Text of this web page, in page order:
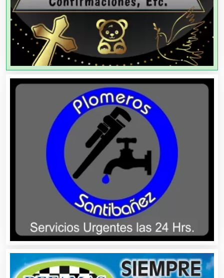
Agencias de Viajes
Agricultores
Agricultura y Ganadería
Agua Purificada
Aire Acondicionado
Albercas